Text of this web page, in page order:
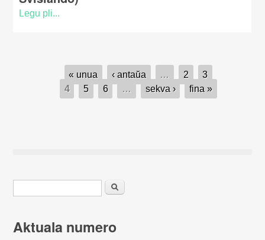
Legu pli...
« unua ‹ antaŭa … 2
3
4
5 6 … sekva › fina »
Serĉu
Aktuala numero